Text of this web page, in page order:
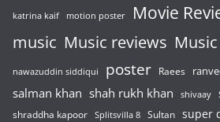
katrina kaif motion poster Movie
music Music reviews
nawazuddin siddiqui poster Raees
salman khan shah rukh khan shivaay
shraddha kapoor Splitsvilla 8 Sultan super